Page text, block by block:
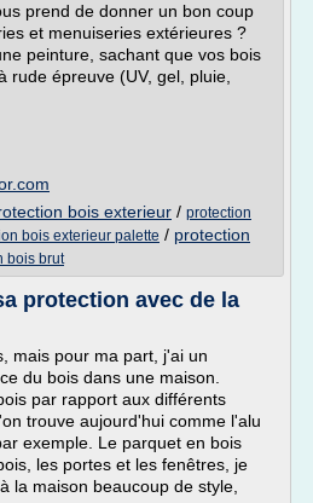
prend de donner un bon coup
et menuiseries extérieures ?
peinture, sachant que vos bois
rude épreuve (UV, gel, pluie,
bois exterieur / protection
bois exterieur palette / protection
bois brut
protection avec de la
mais pour ma part, j'ai un
du bois dans une maison.
par rapport aux différents
trouve aujourd'hui comme l'alu
exemple. Le parquet en bois
les portes et les fenêtres, je
la maison beaucoup de style,